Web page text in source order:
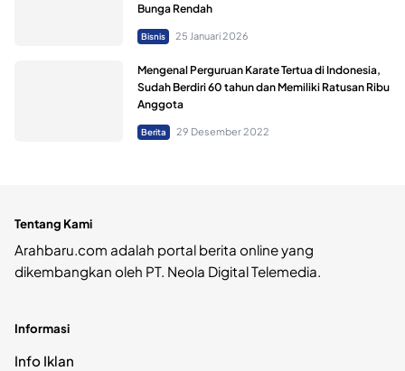
Bunga Rendah
Bisnis 25 Januari 2026
Mengenal Perguruan Karate Tertua di Indonesia,
Sudah Berdiri 60 tahun dan Memiliki Ratusan Ribu
Anggota
Berita 29 Desember 2022
Tentang Kami
Arahbaru.com adalah portal berita online yang
dikembangkan oleh PT. Neola Digital Telemedia.
Informasi
Info Iklan